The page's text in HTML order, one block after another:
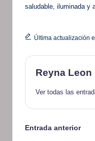
saludable, iluminada y
Última actualización
Reyna Leon
Ver todas las
Entrada anterior